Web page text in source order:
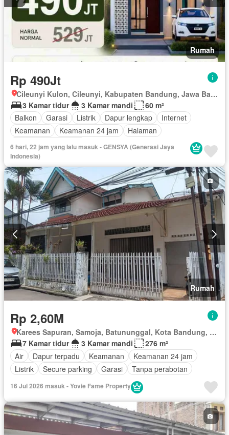
Rumah
Rp 490Jt
Cileunyi Kulon, Cileunyi, Kabupaten Bandung, Jawa Barat
3 Kamar tidur
3 Kamar mandi
60 m²
Balkon
Garasi Listrik Dapur lengkap
Internet
Keamanan
Keamanan 24 jam
Halaman
Sebagian perabotan
6 hari, 22 jam yang lalu masuk - GENSYA (Generasi Jaya
Indonesia)
Rumah
Rp 2,60M
Karees Sapuran, Samoja, Batununggal, Kota Bandung, Jawa Barat
7 Kamar tidur
3 Kamar mandi
276 m²
Air
Dapur terpadu Keamanan
Keamanan 24 jam
Listrik
Secure parking Garasi Tanpa perabotan
16 Jul 2026 masuk - Yovie Fame Property